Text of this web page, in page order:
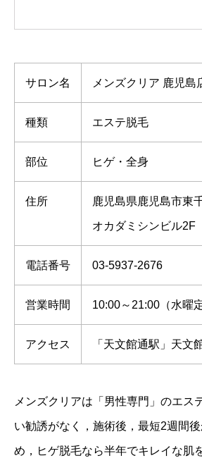
サロン名 メンズクリア 鹿児島
種類 エステ脱毛
部位 ヒゲ・全身
住所 鹿児島県鹿児島市東
オカダミシンビル2F
電話番号 03-5937-2676
営業時間 10:00～21:00（水曜
アクセス 「天文館通駅」天文
メンズクリアは「男性専門」のエス
い勧誘がなく，施術後，最短2週間
め，ヒゲ脱毛なら半年でキレイな肌